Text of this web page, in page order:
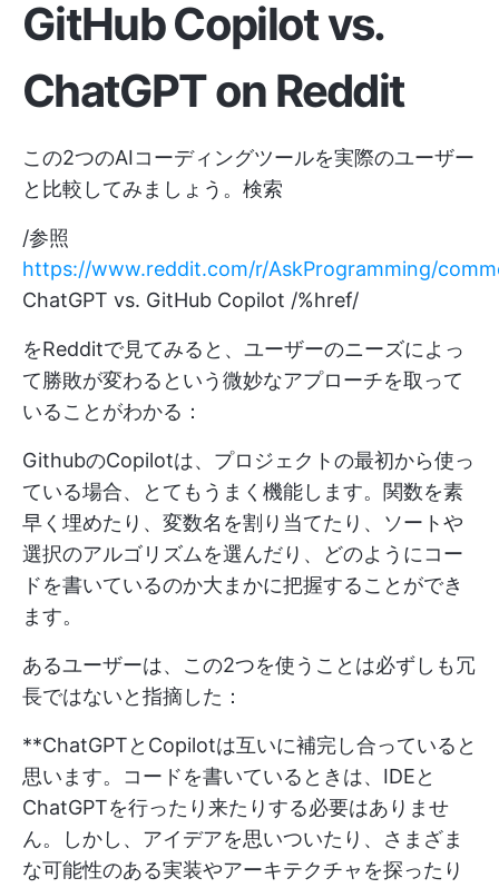
GitHub Copilot vs.
ChatGPT on Reddit
この2つのAIコーディングツールを実際のユーザー
と比較してみましょう。検索
/参照
https://www.reddit.com/r/AskProgramming/
ChatGPT vs. GitHub Copilot /%href/
をRedditで見てみると、ユーザーのニーズによっ
て勝敗が変わるという微妙なアプローチを取って
いることがわかる：
GithubのCopilotは、プロジェクトの最初から使っ
ている場合、とてもうまく機能します。関数を素
早く埋めたり、変数名を割り当てたり、ソートや
選択のアルゴリズムを選んだり、どのようにコー
ドを書いているのか大まかに把握することができ
ます。
あるユーザーは、この2つを使うことは必ずしも冗
長ではないと指摘した：
**ChatGPTとCopilotは互いに補完し合っていると
思います。コードを書いているときは、IDEと
ChatGPTを行ったり来たりする必要はありませ
ん。しかし、アイデアを思いついたり、さまざま
な可能性のある実装やアーキテクチャを探ったり